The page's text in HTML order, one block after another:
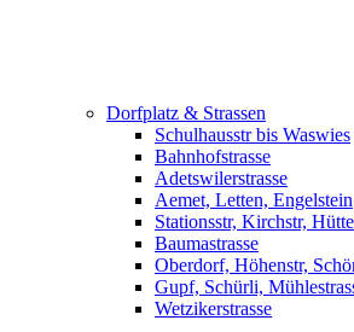
Dorfplatz & Strassen
Schulhausstr bis Waswies
Bahnhofstrasse
Adetswilerstrasse
Aemet, Letten, Engelstein
Stationsstr, Kirchstr,
Baumastrasse
Oberdorf, Höhenstr,
Gupf, Schürli,
Wetzikerstrasse